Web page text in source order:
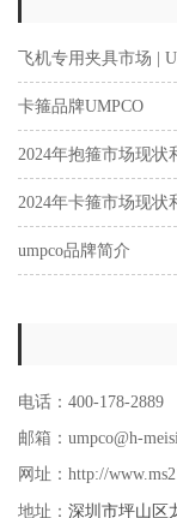
飞机专用夹具市场 |
卡箍品牌UMPCO
2024年抱箍市场现状
2024年卡箍市场现状
umpco品牌简介
电话：400-178-2889
邮箱：umpco@h-
网址：http://
地址： 深圳市坪山区